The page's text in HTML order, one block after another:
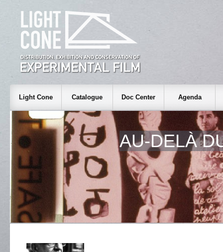
Light Cone Catalogue Doc Center Agenda
AU-DELÀ